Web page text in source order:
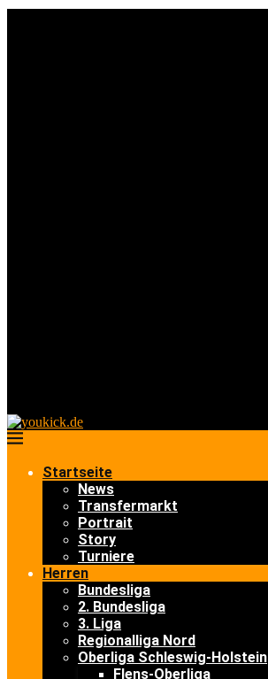
Startseite
News
Transfermarkt
Portrait
Story
Turniere
Herren
Bundesliga
2. Bundesliga
3. Liga
Regionalliga Nord
Oberliga Schleswig-Holstein
Flens-Oberliga